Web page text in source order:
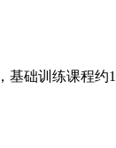
础训练课程约